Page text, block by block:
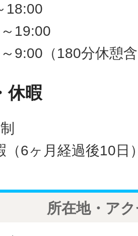
18:00
19:00
9:00（180分休憩
休暇
（6ヶ月経過後10日
所在地・ア